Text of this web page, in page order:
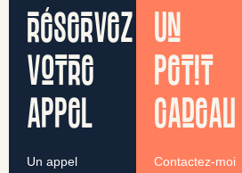
réservez
votre
appel
Un appel
Un
petit
cadeau
Contactez-moi